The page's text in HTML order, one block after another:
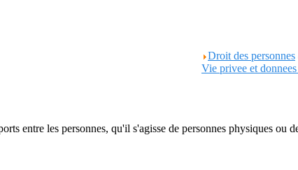
Droit des personnes
Vie privee et
entre les personnes, qu'il s'agisse de personnes physiques ou